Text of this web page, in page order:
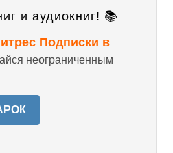
и аудиокниг! 📚
Подписки в
неограниченным